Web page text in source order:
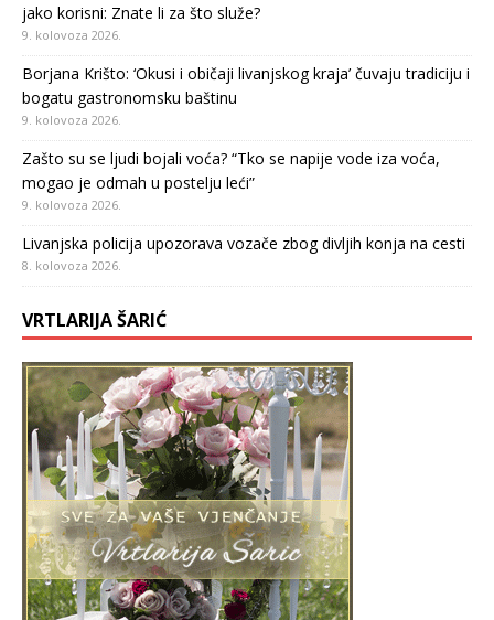
jako korisni: Znate li za što služe?
9. kolovoza 2026.
Borjana Krišto: ‘Okusi i običaji livanjskog kraja’ čuvaju tradiciju i
bogatu gastronomsku baštinu
9. kolovoza 2026.
Zašto su se ljudi bojali voća? “Tko se napije vode iza voća,
mogao je odmah u postelju leći”
9. kolovoza 2026.
Livanjska policija upozorava vozače zbog divljih konja na cesti
8. kolovoza 2026.
VRTLARIJA ŠARIĆ